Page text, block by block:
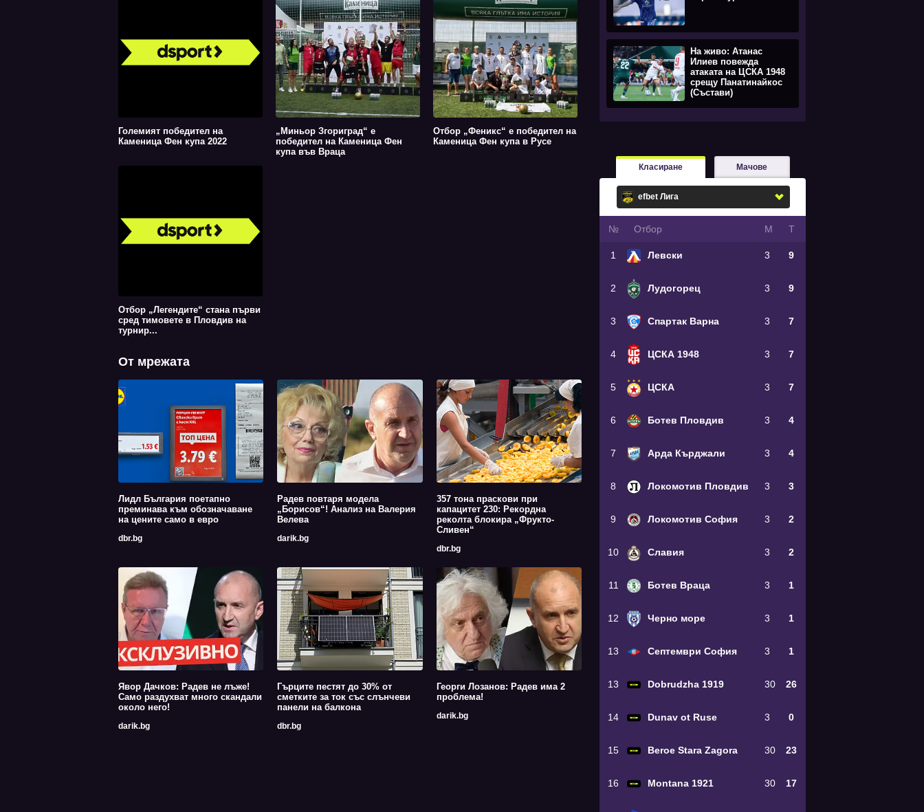
Големият победител на
Каменица Фен купа 2022
„Миньор Згориград“ е
победител на Каменица Фен
купа във Враца
Отбор „Феникс“ е победител на
Каменица Фен купа в Русе
Отбор „Легендите“ стана първи
сред тимовете в Пловдив на
турнир...
От мрежата
Лидл България поетапно
преминава към обозначаване
на цените само в евро
dbr.bg
Радев повтаря модела
„Борисов“! Анализ на Валерия
Велева
darik.bg
357 тона праскови при
капацитет 230: Рекордна
реколта блокира „Фрукто-
Сливен“
dbr.bg
Явор Дачков: Радев не лъже!
Само раздухват много скандали
около него!
darik.bg
Гърците пестят до 30% от
сметките за ток със слънчеви
панели на балкона
dbr.bg
Георги Лозанов: Радев има 2
проблема!
darik.bg
На живо: Атанас
Илиев повежда
атаката на ЦСКА 1948
срещу Панатинайкос
(Състави)
Класиране Мачове
№ Oтбор М Т
1 Левски 3 9
2 Лудогорец 3 9
3 Спартак Варна 3 7
4 ЦСКА 1948 3 7
5 ЦСКА 3 7
6 Ботев Пловдив 3 4
7 Арда Кърджали 3 4
8 Локомотив Пловдив 3 3
9 Локомотив София 3 2
10 Славия 3 2
11 Ботев Враца 3 1
12 Черно море 3 1
13 Септември София 3 1
13 Dobrudzha 1919 30 26
14 Dunav ot Ruse 3 0
15 Beroe Stara Zagora 30 23
16 Montana 1921 30 17